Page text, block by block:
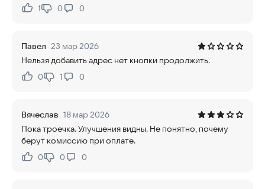
Нравится:
1Не нравится:
0 0
Павел 23 мар 2026
Нельзя добавить адрес нет кнопки продолжить.
Нравится:
0Не нравится:
1 0
Вячеслав 18 мар 2026
Пока троечка. Улучшения видны. Не понятно, почему
берут комиссию при оплате.
Нравится:
0Не нравится:
0 0